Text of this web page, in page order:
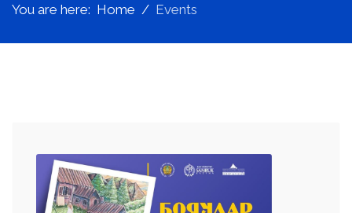
You are here: Home Events